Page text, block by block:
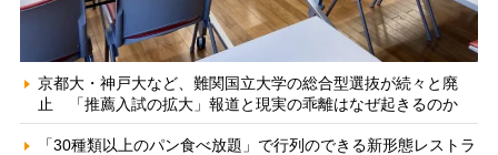
京都大・神戸大など、難関国立大学の総合型選抜が続々と廃
止 「推薦入試の拡大」報道と現実の乖離はなぜ起きるのか
「30種類以上のパン食べ放題」で行列のできる新形態レストラ